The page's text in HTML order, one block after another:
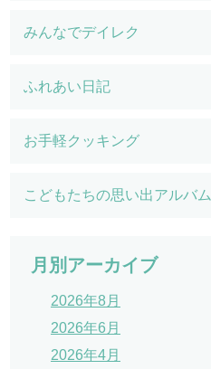
みんなでデイレク
ふれあい日記
お手軽クッキング
こどもたちの思い出アルバム
月別アーカイブ
2026年8月
2026年6月
2026年4月